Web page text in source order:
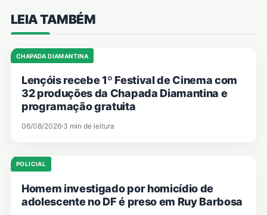
LEIA TAMBÉM
CHAPADA DIAMANTINA
Lençóis recebe 1º Festival de Cinema com
32 produções da Chapada Diamantina e
programação gratuita
06/08/2026 3 min de leitura
POLICIAL
Homem investigado por homicídio de
adolescente no DF é preso em Ruy Barbosa